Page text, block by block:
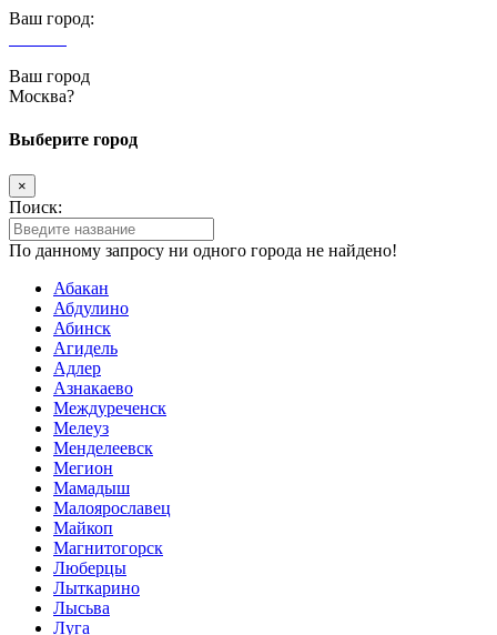
Ваш город:
Ваш город
Москва?
Выберите город
×
Поиск:
По данному запросу ни одного города не найдено!
Абакан
Абдулино
Абинск
Агидель
Адлер
Азнакаево
Междуреченск
Мелеуз
Менделеевск
Мегион
Мамадыш
Малоярославец
Майкоп
Магнитогорск
Люберцы
Лыткарино
Лысьва
Луга